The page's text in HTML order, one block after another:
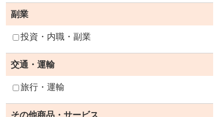
副業
投資・内職・副業
交通・運輸
旅行・運輸